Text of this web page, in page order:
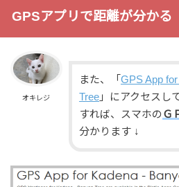
GPSアプリで距離が分かる
オキレジ
また、「 GPS App
Tree」にアクセスし
すれば、スマホの Ｇ
分かります ↓